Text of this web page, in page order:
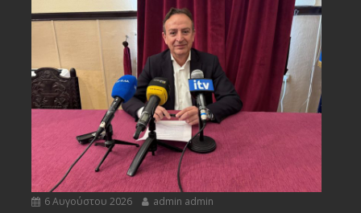
6 Αυγούστου 2026 admin admin